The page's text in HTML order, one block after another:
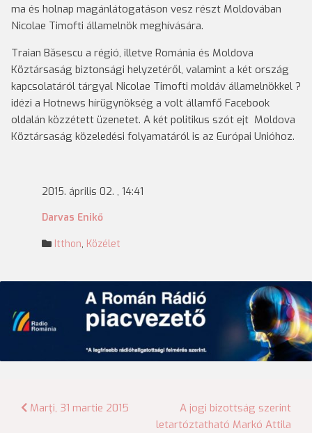
ma és holnap magánlátogatáson vesz részt Moldovában
Nicolae Timofti államelnök meghívására.
Traian Băsescu a régió, illetve Románia és Moldova
Köztársaság biztonsági helyzetéről, valamint a két ország
kapcsolatáról tárgyal Nicolae Timofti moldáv államelnökkel ?
idézi a Hotnews hírügynökség a volt államfő Facebook
oldalán közzétett üzenetet. A két politikus szót ejt Moldova
Köztársaság közeledési folyamatáról is az Európai Unióhoz.
2015. április 02. , 14:41
Darvas Enikő
Itthon, Közélet
Bejegyzés
Marţi, 31 martie 2015
A jogi bizottság szerint
letartóztatható Markó Attila